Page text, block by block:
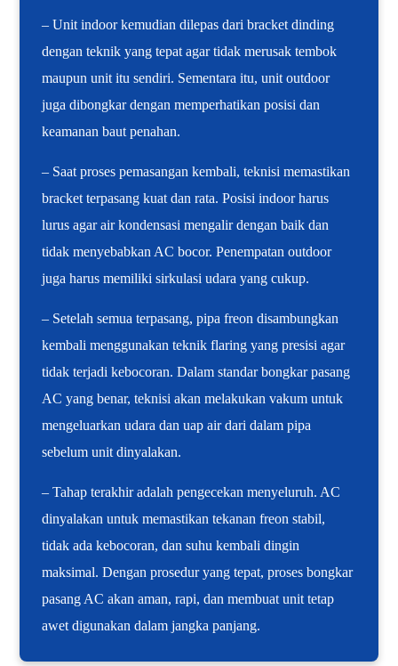
– Unit indoor kemudian dilepas dari bracket dinding
dengan teknik yang tepat agar tidak merusak tembok
maupun unit itu sendiri. Sementara itu, unit outdoor
juga dibongkar dengan memperhatikan posisi dan
keamanan baut penahan.
– Saat proses pemasangan kembali, teknisi memastikan
bracket terpasang kuat dan rata. Posisi indoor harus
lurus agar air kondensasi mengalir dengan baik dan
tidak menyebabkan AC bocor. Penempatan outdoor
juga harus memiliki sirkulasi udara yang cukup.
– Setelah semua terpasang, pipa freon disambungkan
kembali menggunakan teknik flaring yang presisi agar
tidak terjadi kebocoran. Dalam standar bongkar pasang
AC yang benar, teknisi akan melakukan vakum untuk
mengeluarkan udara dan uap air dari dalam pipa
sebelum unit dinyalakan.
– Tahap terakhir adalah pengecekan menyeluruh. AC
dinyalakan untuk memastikan tekanan freon stabil,
tidak ada kebocoran, dan suhu kembali dingin
maksimal. Dengan prosedur yang tepat, proses bongkar
pasang AC akan aman, rapi, dan membuat unit tetap
awet digunakan dalam jangka panjang.